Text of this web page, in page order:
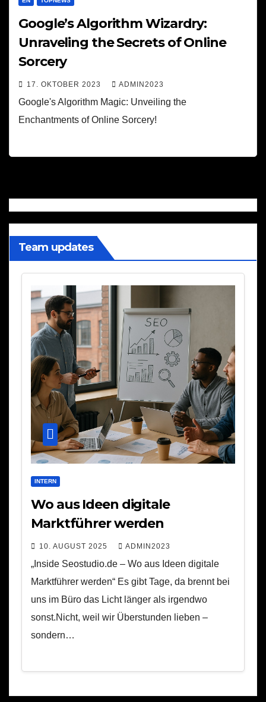
Google’s Algorithm Wizardry:
Unraveling the Secrets of Online
Sorcery
17. OKTOBER 2023 ADMIN2023
Google's Algorithm Magic: Unveiling the
Enchantments of Online Sorcery!
Team updates
INTERN
Wo aus Ideen digitale
Marktführer werden
10. AUGUST 2025 ADMIN2023
„Inside Seostudio.de – Wo aus Ideen digitale
Marktführer werden“ Es gibt Tage, da brennt bei
uns im Büro das Licht länger als irgendwo
sonst.Nicht, weil wir Überstunden lieben –
sondern…